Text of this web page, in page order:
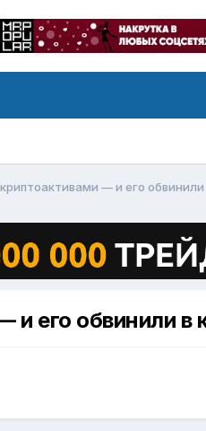
— и его
и его обвинили в